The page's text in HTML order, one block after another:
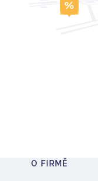
O FIRMĚ